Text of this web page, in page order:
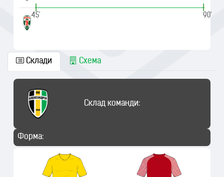
|
45'
|
90'
Склади Схема
Склад команди:
Форма: